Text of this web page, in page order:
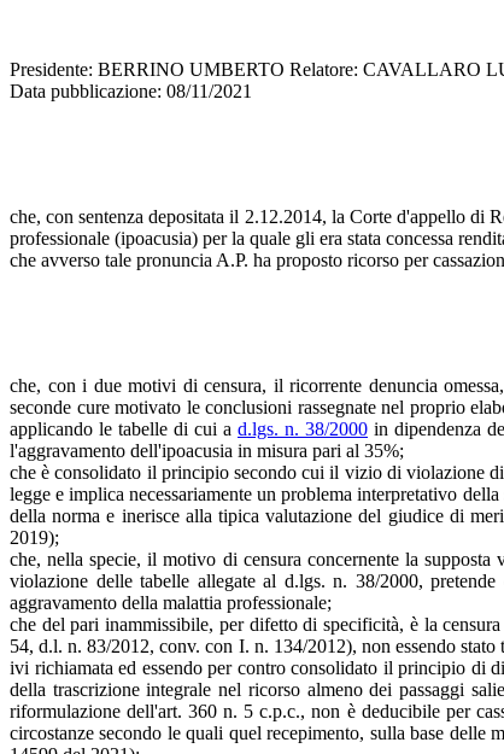
Presidente: BERRINO UMBERTO Relatore: CAVALLARO
Data pubblicazione: 08/11/2021
che, con sentenza depositata il 2.12.2014, la Corte d'appello di
professionale (ipoacusia) per la quale gli era stata concessa
che avverso tale pronuncia A.P. ha proposto ricorso per
che, con i due motivi di censura, il ricorrente denuncia
seconde cure motivato le conclusioni rassegnate nel proprio
applicando le tabelle di cui a d.lgs. n. 38/2000 in dipendenza
l'aggravamento dell'ipoacusia in misura pari al 35%;
che è consolidato il principio secondo cui il vizio di violazione
legge e implica necessariamente un problema interpretativo
della norma e inerisce alla tipica valutazione del giudice di
2019);
che, nella specie, il motivo di censura concernente la
violazione delle tabelle allegate al d.lgs. n. 38/2000,
aggravamento della malattia professionale;
che del pari inammissibile, per difetto di specificità, è la
54, d.l. n. 83/2012, conv. con I. n. 134/2012), non essendo
ivi richiamata ed essendo per contro consolidato il principio di
della trascrizione integrale nel ricorso almeno dei passaggi
riformulazione dell'art. 360 n. 5 c.p.c., non è deducibile per
circostanze secondo le quali quel recepimento, sulla base